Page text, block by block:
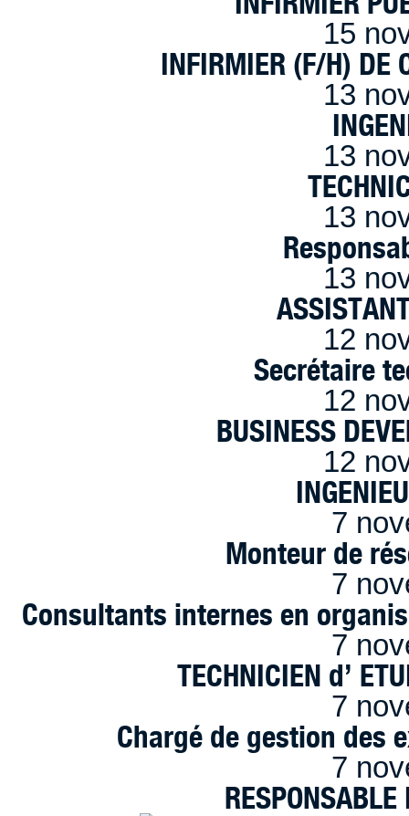
15
INFIRMIER (F/H) DE
13
13
13
13
12
Secrétaire
12
BUSINESS
12
7
Monteur de
7
Consultants internes en
7
TECHNICIEN d’
7
Chargé de gestion des
7